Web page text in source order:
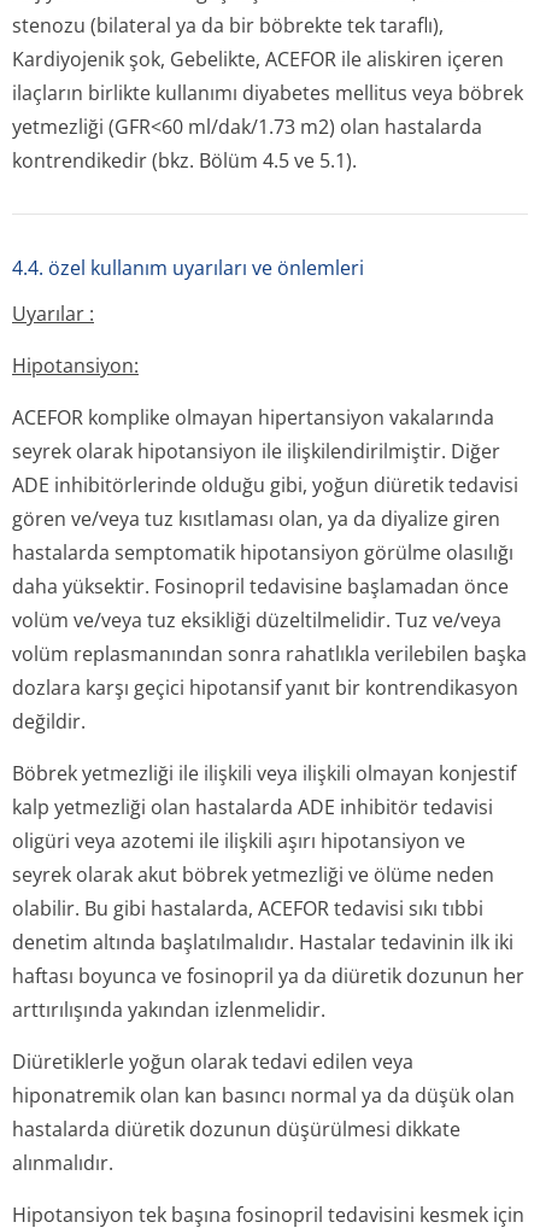
stenozu (bilateral ya da bir böbrekte tek taraflı),
Kardiyojenik şok, Gebelikte, ACEFOR ile aliskiren içeren
ilaçların birlikte kullanımı diyabetes mellitus veya böbrek
yetmezliği (GFR<60 ml/dak/1.73 m2) olan hastalarda
kontrendikedir (bkz. Bölüm 4.5 ve 5.1).
4.4. özel kullanım uyarıları ve önlemleri
Uyarılar :
Hipotansiyon:
ACEFOR komplike olmayan hipertansiyon vakalarında
seyrek olarak hipotansiyon ile ilişkilendiril­miştir. Diğer
ADE inhibitörlerinde olduğu gibi, yoğun diüretik tedavisi
gören ve/veya tuz kısıtlaması olan, ya da diyalize giren
hastalarda semptomatik hipotansiyon görülme olasılığı
daha yüksektir. Fosinopril tedavisine başlamadan önce
volüm ve/veya tuz eksikliği düzeltilmelidir. Tuz ve/veya
volüm replasmanından sonra rahatlıkla verilebilen başka
dozlara karşı geçici hipotansif yanıt bir kontrendikasyon
değildir.
Böbrek yetmezliği ile ilişkili veya ilişkili olmayan konjestif
kalp yetmezliği olan hastalarda ADE inhibitör tedavisi
oligüri veya azotemi ile ilişkili aşırı hipotansiyon ve
seyrek olarak akut böbrek yetmezliği ve ölüme neden
olabilir. Bu gibi hastalarda, ACEFOR tedavisi sıkı tıbbi
denetim altında başlatılmalıdır. Hastalar tedavinin ilk iki
haftası boyunca ve fosinopril ya da diüretik dozunun her
arttırılışında yakından izlenmelidir.
Diüretiklerle yoğun olarak tedavi edilen veya
hiponatremik olan kan basıncı normal ya da düşük olan
hastalarda diüretik dozunun düşürülmesi dikkate
alınmalıdır.
Hipotansiyon tek başına fosinopril tedavisini kesmek için